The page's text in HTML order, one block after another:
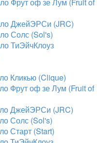
ДжейЭРСи (JRC)
Солс (Sol's)
ТиЭйчКлоуз
Кликью (Clique)
Фрут оф зе Лум (Fruit of
ДжейЭРСи (JRC)
Солс (Sol's)
Старт (Start)